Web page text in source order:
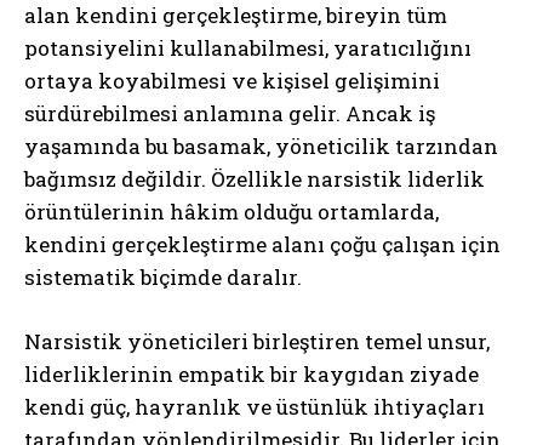
alan kendini gerçekleştirme, bireyin tüm
potansiyelini kullanabilmesi, yaratıcılığını
ortaya koyabilmesi ve kişisel gelişimini
sürdürebilmesi anlamına gelir. Ancak iş
yaşamında bu basamak, yöneticilik tarzından
bağımsız değildir. Özellikle narsistik liderlik
örüntülerinin hâkim olduğu ortamlarda,
kendini gerçekleştirme alanı çoğu çalışan için
sistematik biçimde daralır.
Narsistik yöneticileri birleştiren temel unsur,
liderliklerinin empatik bir kaygıdan ziyade
kendi güç, hayranlık ve üstünlük ihtiyaçları
tarafından yönlendirilmesidir. Bu liderler için